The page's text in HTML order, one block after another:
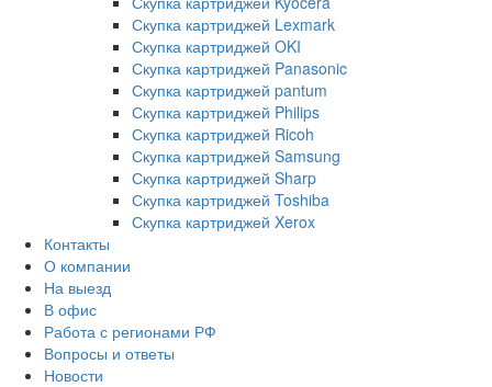
Скупка картриджей Lexmark
Скупка картриджей OKI
Скупка картриджей Panasonic
Скупка картриджей pantum
Скупка картриджей Philips
Скупка картриджей Ricoh
Скупка картриджей Samsung
Скупка картриджей Sharp
Скупка картриджей Toshiba
Скупка картриджей Xerox
Контакты
О компании
На выезд
В офис
Работа с регионами РФ
Вопросы и ответы
Новости